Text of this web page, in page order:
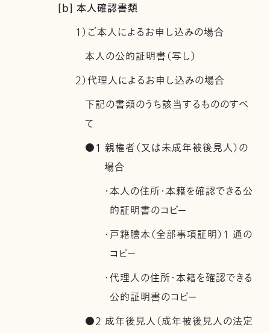
[b] 本人確認書類
1）ご本人によるお申し込みの場合
本人の公的証明書（写し）
2）代理人によるお申し込みの場合
下記の書類のうち該当するもののすべ
て
●1 親権者（又は未成年被後見人）の
場合
・本人の住所・本籍を確認できる公
的証明書のコピー
・戸籍謄本（全部事項証明）1 通の
コピー
・代理人の住所・本籍を確認できる
公的証明書のコピー
●2 成年後見人（成年被後見人の法定